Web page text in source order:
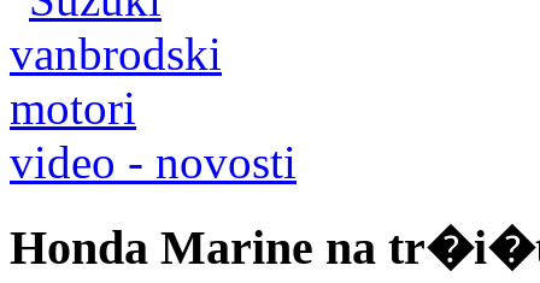
video - novosti
Honda Marine na